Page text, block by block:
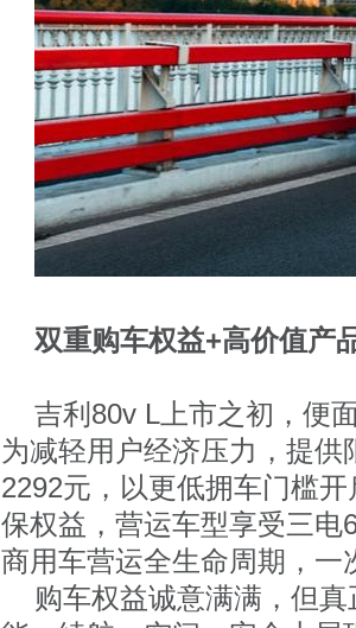
双重购车权益+高价值产
吉利80v L上市之初，便
为减轻用户经济压力，提
2292元，以更低拥车门槛
保权益，营运车型享受三
商用车营运全生命周期，
购车权益诚意满满，但